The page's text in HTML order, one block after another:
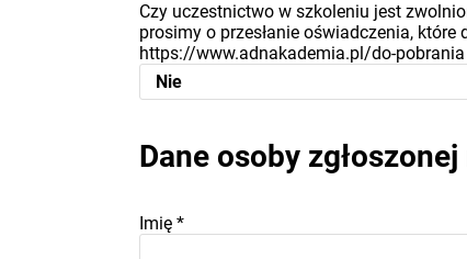
Czy uczestnictwo w szkoleniu jest
prosimy o przesłanie oświadczenia,
https://www.adnakademia.pl/do-pobrania
Dane osoby
Imię *